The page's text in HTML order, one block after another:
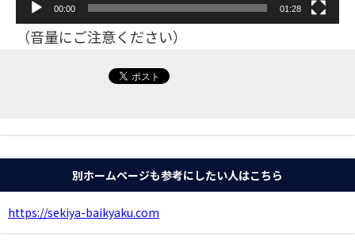
00:00 01:28
（音量にご注意ください）
別ホームページも参考にしたい人はこちら
https://sekiya-baikyaku.com